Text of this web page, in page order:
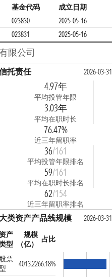
基金代码
成立日期
023830
2025-05-16
023831 2025-05-16
限公司
托责任 2026-03-31
4.97年
平均投管年限
3.03年
平均在职时长
76.47%
近三年留职率
36/161
平均投管年限排名
59/161
平均在职时长排名
62/154
近三年留职率排名
大类资产产品线规模
2026-03-31
产
型
规模
（亿）
占比
股票
4013.2266.18%